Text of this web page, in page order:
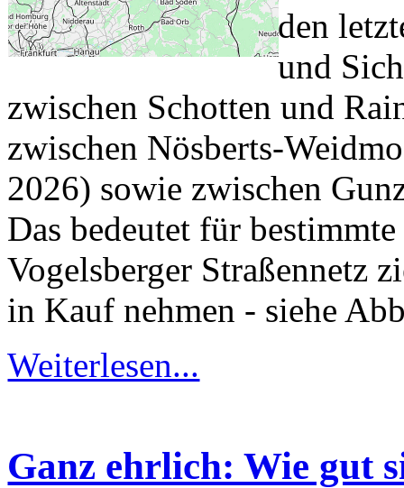
den
und
zwischen Schotten und
zwischen Nösberts-
2026) sowie zwischen
Das bedeutet für
Vogelsberger Straßennetz
in Kauf nehmen - siehe
Weiterlesen...
Ganz ehrlich: Wie gut